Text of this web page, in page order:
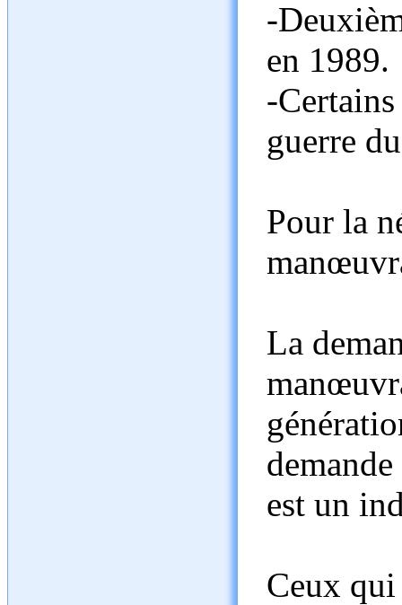
-
en 1989.
-
guerre
Pour la
La
est un
Ceux